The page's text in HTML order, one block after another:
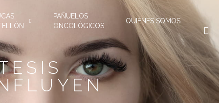
PAÑUELOS
ONCOLÓGICOS
QUIÉNES SOMOS